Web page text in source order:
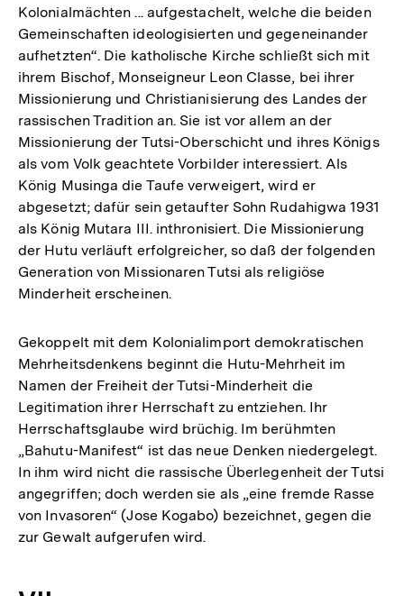
Kolonialmächten ... aufgestachelt, welche die beiden
Gemeinschaften ideologisierten und gegeneinander
aufhetzten“. Die katholische Kirche schließt sich mit
ihrem Bischof, Monseigneur Leon Classe, bei ihrer
Missionierung und Christianisierung des Landes der
rassischen Tradition an. Sie ist vor allem an der
Missionierung der Tutsi-Oberschicht und ihres Königs
als vom Volk geachtete Vorbilder interessiert. Als
König Musinga die Taufe verweigert, wird er
abgesetzt; dafür sein getaufter Sohn Rudahigwa 1931
als König Mutara III. inthronisiert. Die Missionierung
der Hutu verläuft erfolgreicher, so daß der folgenden
Generation von Missionaren Tutsi als religiöse
Minderheit erscheinen.
Gekoppelt mit dem Kolonialimport demokratischen
Mehrheitsdenkens beginnt die Hutu-Mehrheit im
Namen der Freiheit der Tutsi-Minderheit die
Legitimation ihrer Herrschaft zu entziehen. Ihr
Herrschaftsglaube wird brüchig. Im berühmten
„Bahutu-Manifest“ ist das neue Denken niedergelegt.
In ihm wird nicht die rassische Überlegenheit der Tutsi
angegriffen; doch werden sie als „eine fremde Rasse
von Invasoren“ (Jose Kogabo) bezeichnet, gegen die
zur Gewalt aufgerufen wird.